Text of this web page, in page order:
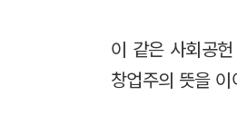
이 같은 사회공
창업주의 뜻을